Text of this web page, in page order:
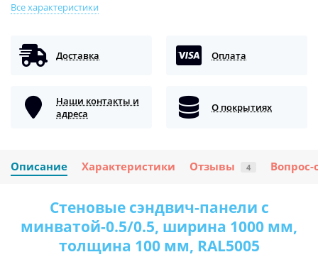
Все характеристики
Доставка Оплата
Наши контакты и
адреса
О покрытиях
Описание Характеристики Отзывы 4 Вопрос-
Стеновые сэндвич-панели с
минватой-0.5/0.5, ширина 1000 мм,
толщина 100 мм, RAL5005